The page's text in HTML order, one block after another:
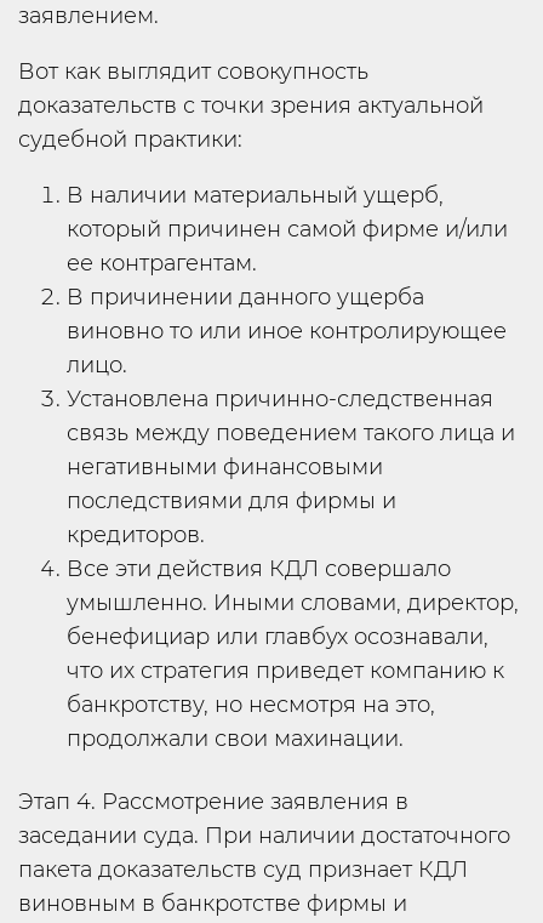
заявлением.
Вот как выглядит совокупность
доказательств с точки зрения актуальной
судебной практики:
В наличии материальный ущерб,
который причинен самой фирме и/или
ее контрагентам.
В причинении данного ущерба
виновно то или иное контролирующее
лицо.
Установлена причинно-следственная
связь между поведением такого лица и
негативными финансовыми
последствиями для фирмы и
кредиторов.
Все эти действия КДЛ совершало
умышленно. Иными словами, директор,
бенефициар или главбух осознавали,
что их стратегия приведет компанию к
банкротству, но несмотря на это,
продолжали свои махинации.
Этап 4. Рассмотрение заявления в
заседании суда. При наличии достаточного
пакета доказательств суд признает КДЛ
виновным в банкротстве фирмы и